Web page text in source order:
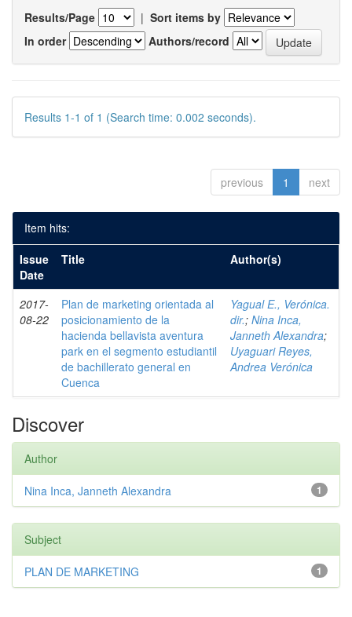
Results/Page | Sort items by
In order
Authors/record
Results 1-1 of 1 (Search time: 0.002 seconds).
previous 1 next
Item hits:
Issue
Date
Title Author(s)
2017-
08-22
Plan de marketing orientada al
posicionamiento de la
hacienda bellavista aventura
park en el segmento estudiantil
de bachillerato general en
Cuenca
Yagual E., Verónica.
dir.; Nina Inca,
Janneth Alexandra;
Uyaguari Reyes,
Andrea Verónica
Discover
Author
1
Nina Inca, Janneth Alexandra
Subject
1
PLAN DE MARKETING